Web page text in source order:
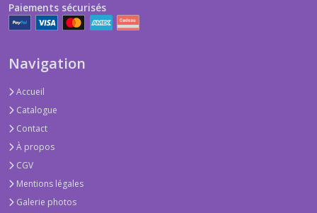
Paiements sécurisés
Navigation
Accueil
Catalogue
Contact
À propos
CGV
Mentions légales
Galerie photos